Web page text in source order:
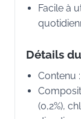
Facile à
Détails
Contenu
(0,2%),